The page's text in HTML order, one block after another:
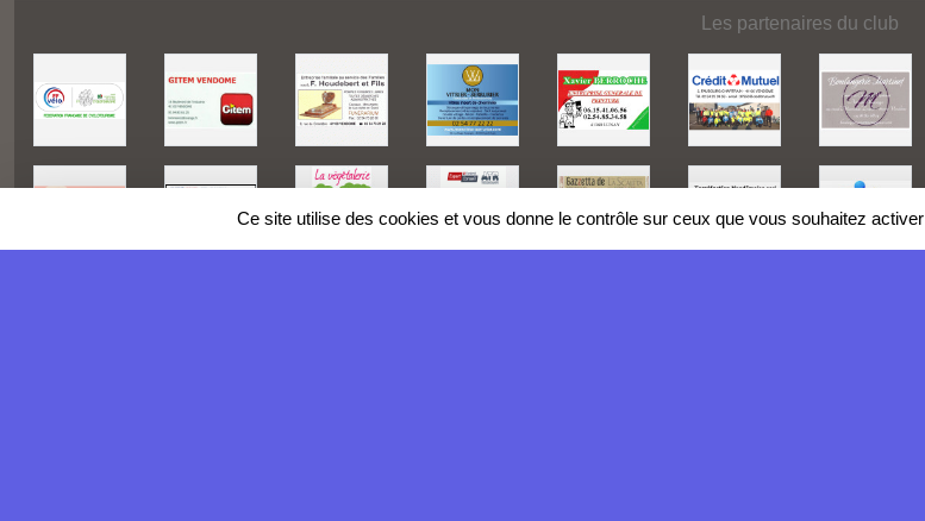
Les partenaires du club
Ce site utilise des cookies et vous donne le contrôle sur ceux que vous souhaitez activer